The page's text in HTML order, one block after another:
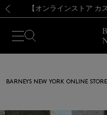
【夏季休業に伴う
熊本県を中心とした
【開催中】
【夏季休業に伴う
BARNEYS NEW YORK ONLINE STORE